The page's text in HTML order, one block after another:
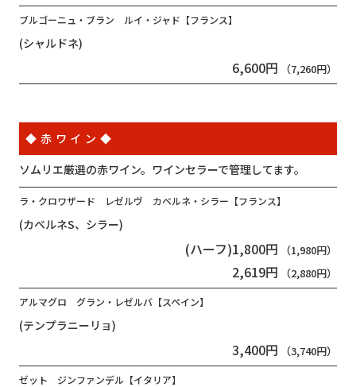
ブルゴーニュ・ブラン ルイ・ジャド【フランス】
(シャルドネ)
6,600円 （7,260円）
◆赤ワイン◆
ソムリエ厳選の赤ワイン。ワインセラーで管理してます。
ラ・クロワザード レゼルヴ カベルネ・シラー【フランス】
(カベルネS、シラー)
(ハーフ)1,800円 （1,980円）
2,619円 （2,880円）
アルマグロ グラン・レゼルバ【スペイン】
(テンプラニーリョ)
3,400円 （3,740円）
ゼット ジンファンデル【イタリア】